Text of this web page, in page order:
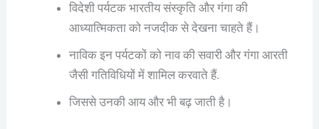
विदेशी पर्यटक भारतीय संस्कृति और गंगा की
आध्यात्मिकता को नजदीक से देखना चाहते हैं।
नाविक इन पर्यटकों को नाव की सवारी और गंगा आरती
जैसी गतिविधियों में शामिल करवाते हैं.
जिससे उनकी आय और भी बढ़ जाती है।